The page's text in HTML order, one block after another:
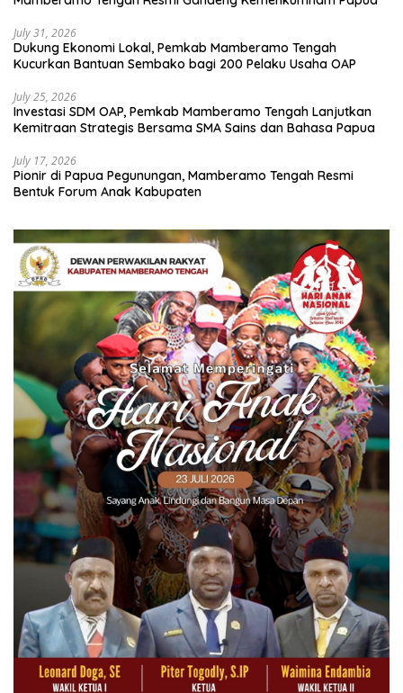
July 31, 2026
Dukung Ekonomi Lokal, Pemkab Mamberamo Tengah
Kucurkan Bantuan Sembako bagi 200 Pelaku Usaha OAP
July 25, 2026
Investasi SDM OAP, Pemkab Mamberamo Tengah Lanjutkan
Kemitraan Strategis Bersama SMA Sains dan Bahasa Papua
July 17, 2026
Pionir di Papua Pegunungan, Mamberamo Tengah Resmi
Bentuk Forum Anak Kabupaten